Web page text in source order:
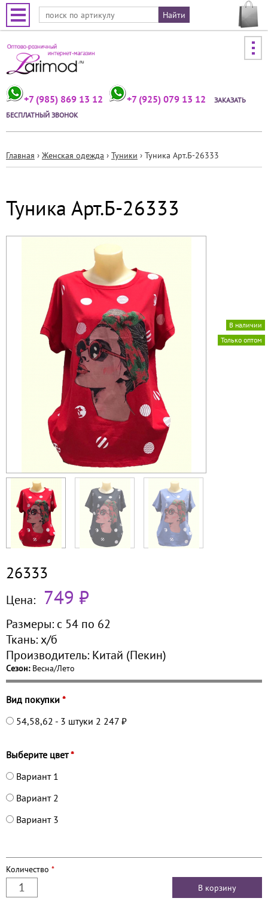
Jump to navigation
+7 (985) 869 13 12 +7 (925) 079 13 12
ЗАКАЗАТЬ
БЕСПЛАТНЫЙ ЗВОНОК
здесь
Главная › Женская одежда › Туники › Туника Арт.Б-26333
Туника Арт.Б-26333
Только оптом
В наличии
26333
Цена: 749 ₽
Размеры: с 54 по 62
Ткань:х/б
Производитель: Китай (Пекин)
Сезон: Весна/Лето
Вид покупки *
54,58,62 - 3 штуки 2 247 ₽
Выберите цвет*
Вариант 1
Вариант 2
Вариант 3
Количество *